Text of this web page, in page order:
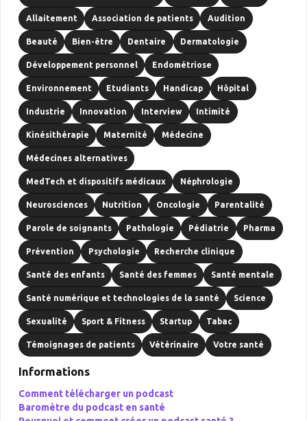
Allaitement Association de patients Audition
Beauté Bien-être Dentaire Dermatologie
Développement personnel Endométriose
Environnement Etudiants Handicap Hôpital
Industrie Innovation Interview Intimité
Kinésithérapie Maternité Médecine
Médecines alternatives
MedTech et dispositifs médicaux Néphrologie
Neurosciences Nutrition Oncologie Parentalité
Parole de soignants Pathologie Pédiatrie Pharma
Prévention Psychologie Recherche clinique
Santé des enfants Santé des femmes Santé mentale
Santé numérique et technologies de la santé Science
Sexualité Sport & Fitness Startup Tabac
Témoignages de patients Vétérinaire Votre santé
Informations
Comment télécharger un podcast
Baromètre du podcast en santé